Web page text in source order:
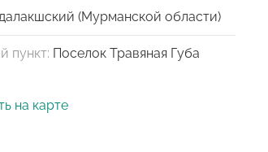
(Мурманской области)
пункт: Поселок Травяная Губа
на карте